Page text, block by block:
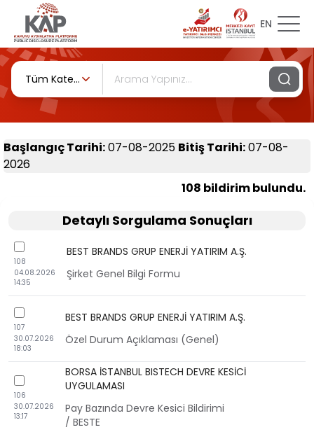
EN
Tüm Kategoriler
Başlangıç Tarihi:07-08-2025 Bitiş Tarihi:07-08-
2026
108 bildirim bulundu.
Detaylı Sorgulama Sonuçları
checkbox
108
04.08.2026
14:35
BEST BRANDS GRUP ENERJİ YATIRIM A.Ş.
Şirket Genel Bilgi Formu
checkbox
107
30.07.2026
18:03
BEST BRANDS GRUP ENERJİ YATIRIM A.Ş.
Özel Durum Açıklaması (Genel)
checkbox
106
30.07.2026
13:17
BORSA İSTANBUL BISTECH DEVRE KESİCİ
UYGULAMASI
Pay Bazında Devre Kesici Bildirimi
/ BESTE